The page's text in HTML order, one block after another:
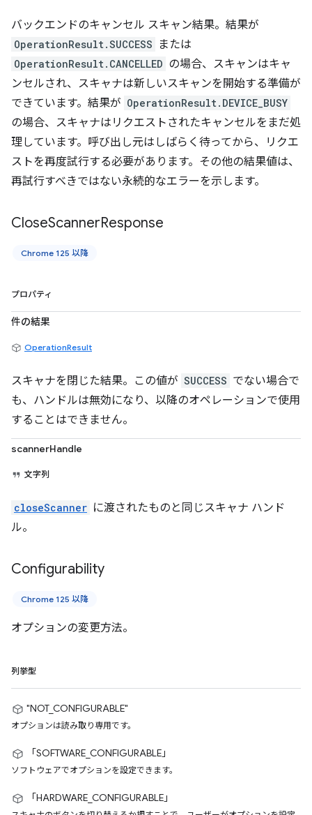
バックエンドのキャンセル スキャン結果。結果が
OperationResult.SUCCESS または
OperationResult.CANCELLED の場合、スキャンはキャ
ンセルされ、スキャナは新しいスキャンを開始する準備が
できています。結果が OperationResult.DEVICE_BUSY
の場合、スキャナはリクエストされたキャンセルをまだ処
理しています。呼び出し元はしばらく待ってから、リクエ
ストを再度試行する必要があります。その他の結果値は、
再試行すべきではない永続的なエラーを示します。
CloseScannerResponse
Chrome 125 以降
プロパティ
件の結果
OperationResult
スキャナを閉じた結果。この値が SUCCESS でない場合で
も、ハンドルは無効になり、以降のオペレーションで使用
することはできません。
scannerHandle
文字列
closeScanner に渡されたものと同じスキャナ ハンド
ル。
Configurability
Chrome 125 以降
オプションの変更方法。
列挙型
"NOT_CONFIGURABLE"
オプションは読み取り専用です。
「SOFTWARE_CONFIGURABLE」
ソフトウェアでオプションを設定できます。
「HARDWARE_CONFIGURABLE」